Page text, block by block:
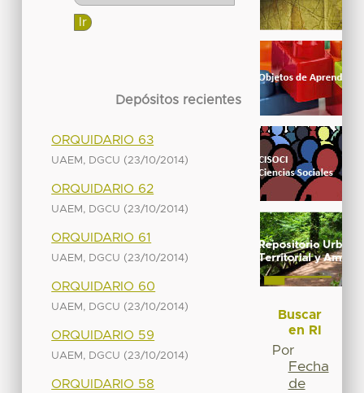
Depósitos recientes
ORQUIDARIO 63
UAEM, DGCU (23/10/2014)
ORQUIDARIO 62
UAEM, DGCU (23/10/2014)
ORQUIDARIO 61
UAEM, DGCU (23/10/2014)
ORQUIDARIO 60
UAEM, DGCU (23/10/2014)
ORQUIDARIO 59
UAEM, DGCU (23/10/2014)
ORQUIDARIO 58
Buscar
en RI
Por
Fecha
de